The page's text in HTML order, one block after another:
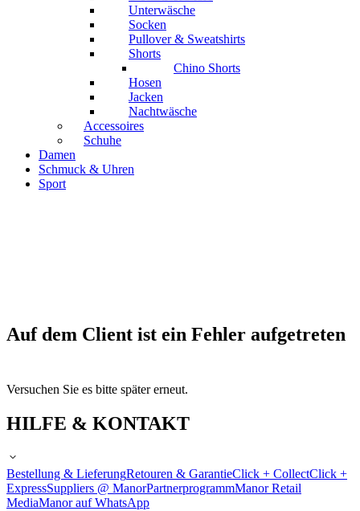
Unterwäsche
Socken
Pullover & Sweatshirts
Shorts
Chino Shorts
Hosen
Jacken
Nachtwäsche
Accessoires
Schuhe
Damen
Schmuck & Uhren
Sport
Auf dem Client ist ein Fehler aufgetreten
Versuchen Sie es bitte später erneut.
HILFE & KONTAKT
Bestellung & LieferungRetouren & GarantieClick + CollectClick +
ExpressSuppliers @ ManorPartnerprogrammManor Retail
MediaManor auf WhatsApp